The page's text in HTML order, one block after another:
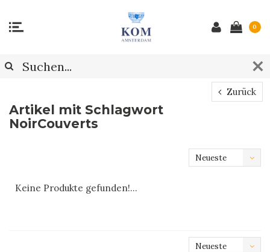
0
Zurück
Artikel mit Schlagwort
NoirCouverts
Neueste
Keine Produkte gefunden!...
Neueste